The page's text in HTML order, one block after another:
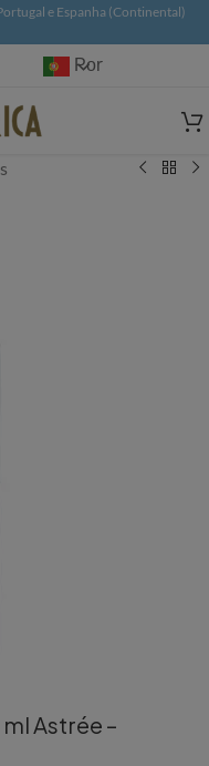
e Espanha (Continental)
Português
Astrée –